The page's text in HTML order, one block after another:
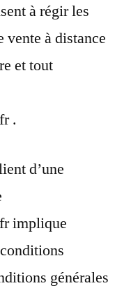
à régir les
vente à distance
et tout
.
d’une
implique
générales